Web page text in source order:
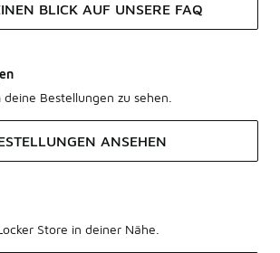
BLICK AUF UNSERE FAQ
Bestellungen zu sehen.
ANSEHEN
Store in deiner Nähe.